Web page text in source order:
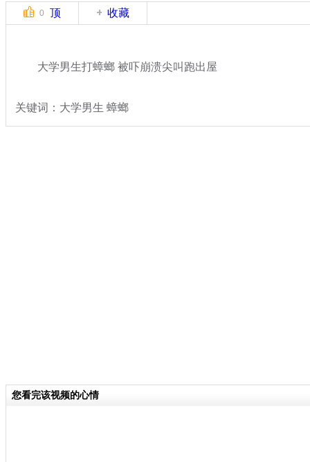
0 顶 收藏
大学男生打蟑螂 被吓崩溃尖叫跑出屋
关键词：大学男生 蟑螂
您看完该视频的心情